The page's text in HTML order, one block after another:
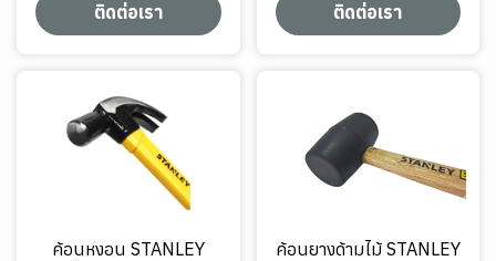
ติดต่อเรา ติดต่อเรา
ค้อนหงอน STANLEY
ค้อนยางด้ามไม้ STANLEY